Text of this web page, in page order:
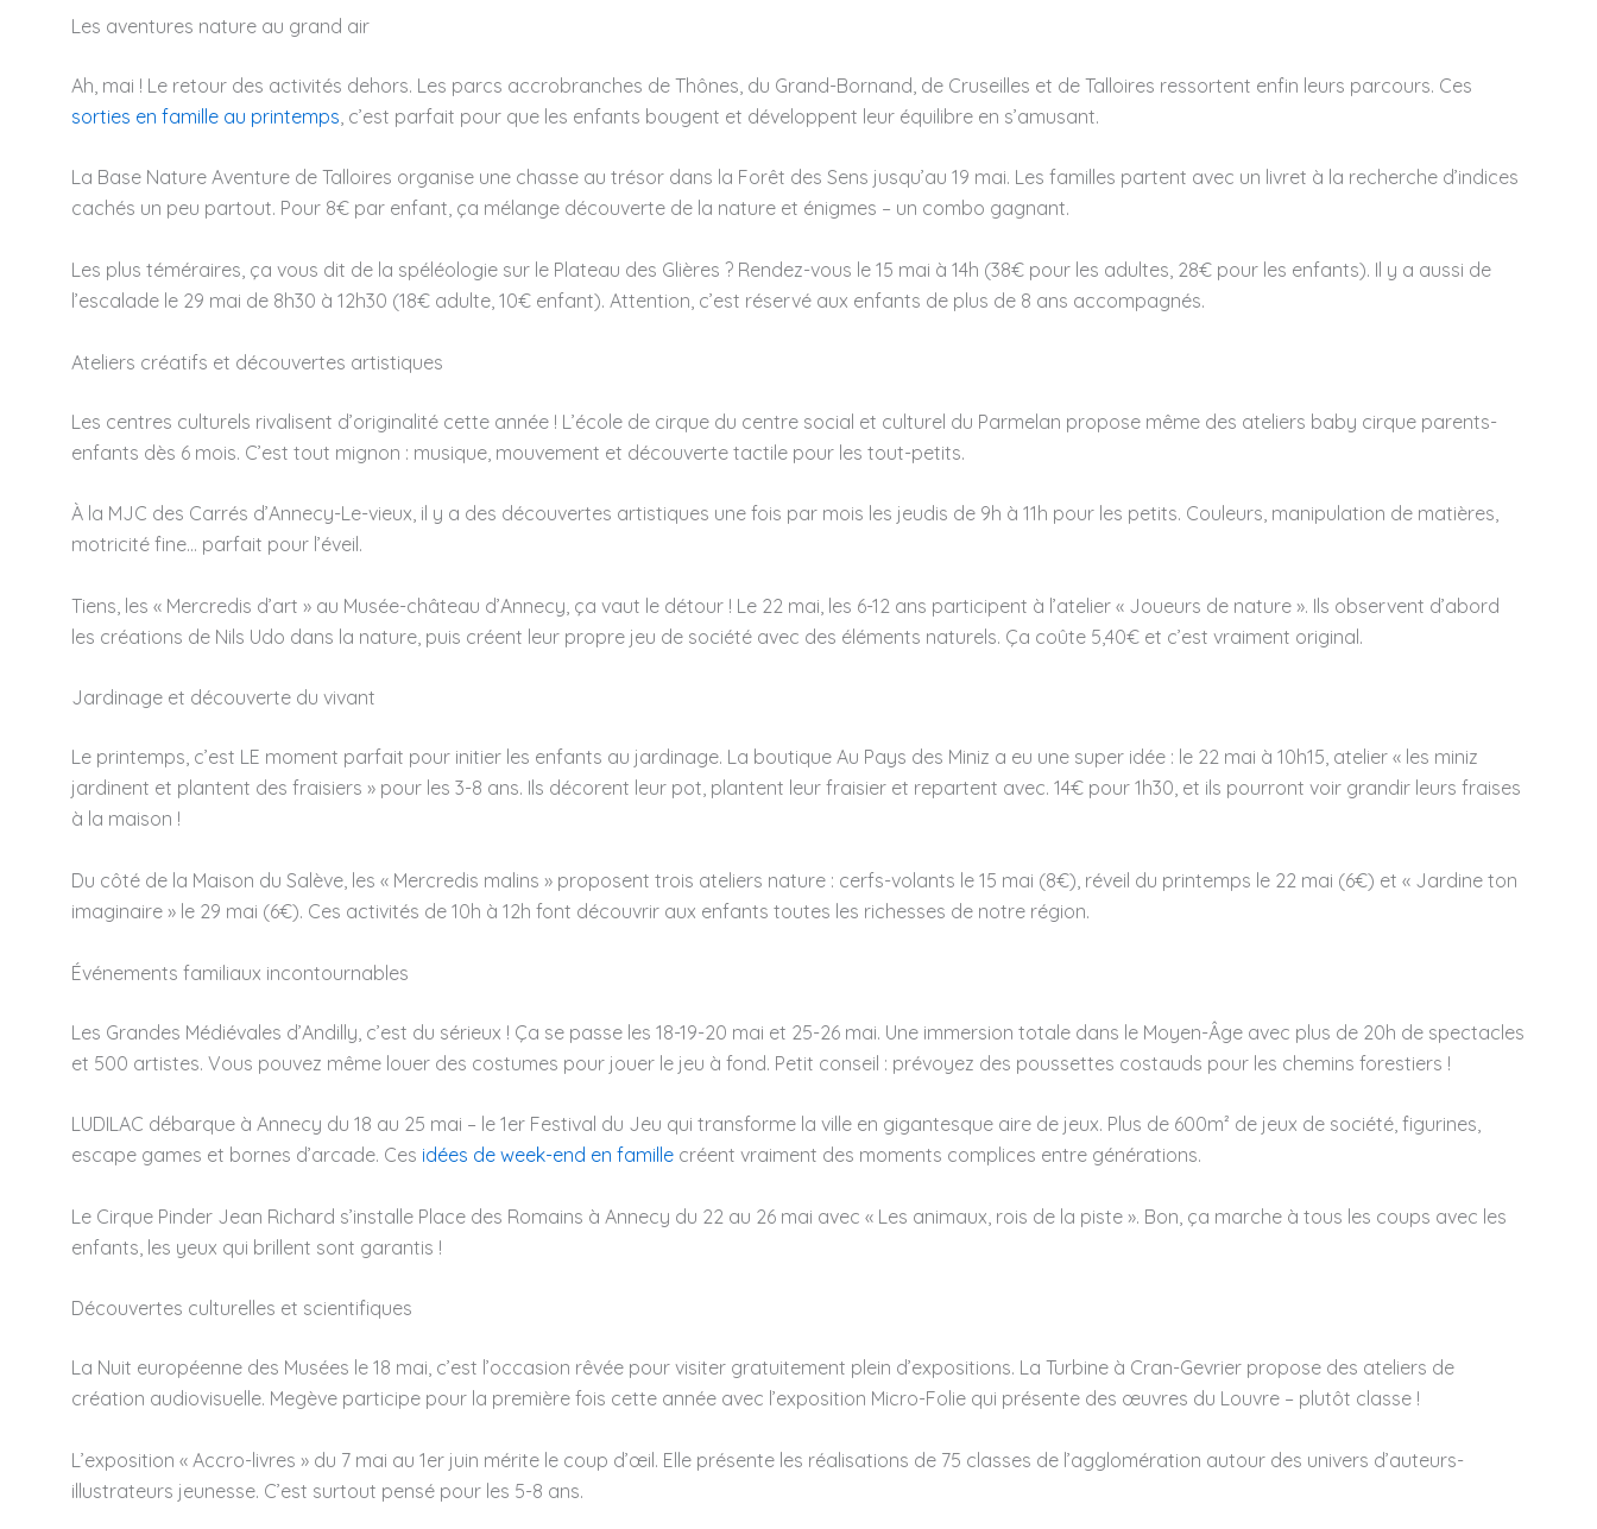
Les aventures nature au grand air
Ah, mai ! Le retour des activités dehors. Les parcs accrobranches de Thônes, du Grand-Bornand, de Cruseilles et de Talloires ressortent enfin leurs parcours. Ces
sorties en famille au printemps , c’est parfait pour que les enfants bougent et développent leur équilibre en s’amusant.
La Base Nature Aventure de Talloires organise une chasse au trésor dans la Forêt des Sens jusqu’au 19 mai. Les familles partent avec un livret à la recherche d’indices
cachés un peu partout. Pour 8€ par enfant, ça mélange découverte de la nature et énigmes – un combo gagnant.
Les plus téméraires, ça vous dit de la spéléologie sur le Plateau des Glières ? Rendez-vous le 15 mai à 14h (38€ pour les adultes, 28€ pour les enfants). Il y a aussi de
l’escalade le 29 mai de 8h30 à 12h30 (18€ adulte, 10€ enfant). Attention, c’est réservé aux enfants de plus de 8 ans accompagnés.
Ateliers créatifs et découvertes artistiques
Les centres culturels rivalisent d’originalité cette année ! L’école de cirque du centre social et culturel du Parmelan propose même des ateliers baby cirque parents-
enfants dès 6 mois. C’est tout mignon : musique, mouvement et découverte tactile pour les tout-petits.
À la MJC des Carrés d’Annecy-Le-vieux, il y a des découvertes artistiques une fois par mois les jeudis de 9h à 11h pour les petits. Couleurs, manipulation de matières,
motricité fine… parfait pour l’éveil.
Tiens, les « Mercredis d’art » au Musée-château d’Annecy, ça vaut le détour ! Le 22 mai, les 6-12 ans participent à l’atelier « Joueurs de nature ». Ils observent d’abord
les créations de Nils Udo dans la nature, puis créent leur propre jeu de société avec des éléments naturels. Ça coûte 5,40€ et c’est vraiment original.
Jardinage et découverte du vivant
Le printemps, c’est LE moment parfait pour initier les enfants au jardinage. La boutique Au Pays des Miniz a eu une super idée : le 22 mai à 10h15, atelier « les miniz
jardinent et plantent des fraisiers » pour les 3-8 ans. Ils décorent leur pot, plantent leur fraisier et repartent avec. 14€ pour 1h30, et ils pourront voir grandir leurs fraises
à la maison !
Du côté de la Maison du Salève, les « Mercredis malins » proposent trois ateliers nature : cerfs-volants le 15 mai (8€), réveil du printemps le 22 mai (6€) et « Jardine ton
imaginaire » le 29 mai (6€). Ces activités de 10h à 12h font découvrir aux enfants toutes les richesses de notre région.
Événements familiaux incontournables
Les Grandes Médiévales d’Andilly, c’est du sérieux ! Ça se passe les 18-19-20 mai et 25-26 mai. Une immersion totale dans le Moyen-Âge avec plus de 20h de spectacles
et 500 artistes. Vous pouvez même louer des costumes pour jouer le jeu à fond. Petit conseil : prévoyez des poussettes costauds pour les chemins forestiers !
LUDILAC débarque à Annecy du 18 au 25 mai – le 1er Festival du Jeu qui transforme la ville en gigantesque aire de jeux. Plus de 600m² de jeux de société, figurines,
escape games et bornes d’arcade. Ces idées de week-end en famille créent vraiment des moments complices entre générations.
Le Cirque Pinder Jean Richard s’installe Place des Romains à Annecy du 22 au 26 mai avec « Les animaux, rois de la piste ». Bon, ça marche à tous les coups avec les
enfants, les yeux qui brillent sont garantis !
Découvertes culturelles et scientifiques
La Nuit européenne des Musées le 18 mai, c’est l’occasion rêvée pour visiter gratuitement plein d’expositions. La Turbine à Cran-Gevrier propose des ateliers de
création audiovisuelle. Megève participe pour la première fois cette année avec l’exposition Micro-Folie qui présente des œuvres du Louvre – plutôt classe !
L’exposition « Accro-livres » du 7 mai au 1er juin mérite le coup d’œil. Elle présente les réalisations de 75 classes de l’agglomération autour des univers d’auteurs-
illustrateurs jeunesse. C’est surtout pensé pour les 5-8 ans.